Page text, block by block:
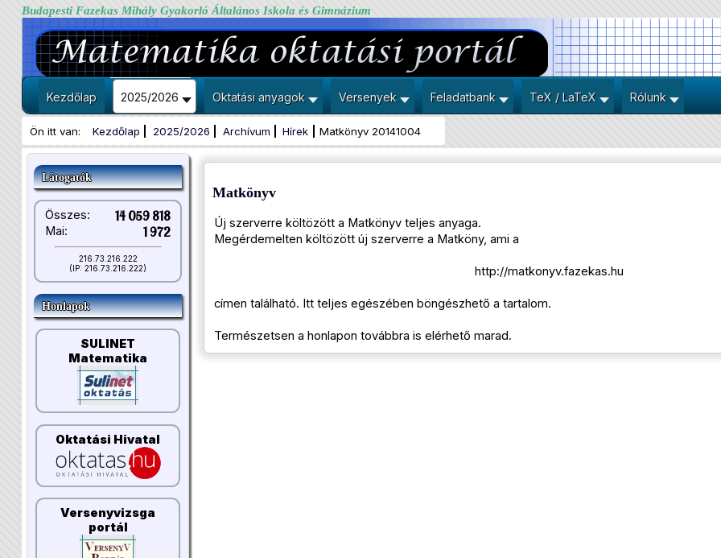
Budapesti Fazekas Mihály Gyakorló Általános Iskola és Gimnázium
Kezdőlap 2025/2026 Oktatási anyagok Versenyek Feladatbank TeX / LaTeX Rólunk
Ön itt van: Kezdőlap 2025/2026 Archívum Hírek Matkönyv 20141004
Látogatók
Összes: 14 059 818
Mai: 1 972
216.73.216.222
(IP: 216.73.216.222)
Honlapok
SULINET
Matematika
Oktatási Hivatal
Versenyvizsga
portál
Matkönyv
Új szerverre költözött a Matkönyv teljes anyaga.
Megérdemelten költözött új szerverre a Matköny, ami a
http://matkonyv.fazekas.hu
címen található. Itt teljes egészében böngészhető a tartalom.
Természetsen a honlapon továbbra is elérhető marad.